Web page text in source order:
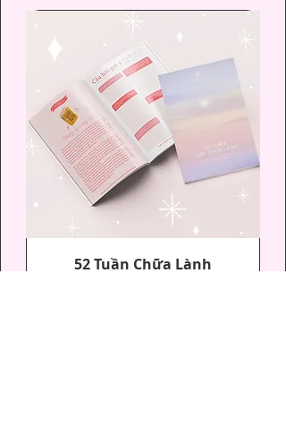
52 Tuần Chữa Lành